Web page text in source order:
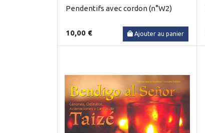
Pendentifs avec cordon (n°W2)
10,00 € Ajouter au panier